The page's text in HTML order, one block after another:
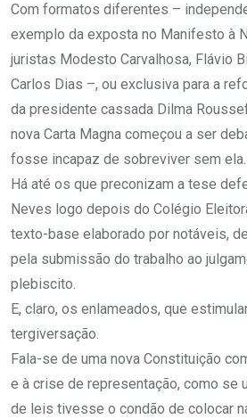
Com formatos diferentes –
exemplo da exposta no Manifesto à
juristas Modesto Carvalhosa, Flávio
Carlos Dias –, ou exclusiva para a
da presidente cassada Dilma
nova Carta Magna começou a ser
fosse incapaz de sobreviver sem ela.
Há até os que preconizam a tese
Neves logo depois do Colégio
texto-base elaborado por notáveis,
pela submissão do trabalho ao
plebiscito.
E, claro, os enlameados, que
tergiversação.
Fala-se de uma nova Constituição
e à crise de representação, como se
de leis tivesse o condão de colocar